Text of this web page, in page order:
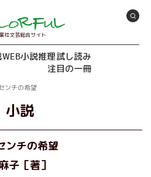
社文芸総合サイト
WEB小説推理試し読み
注目の一冊
ンチの希望
小説
ンチの希望
子［著］